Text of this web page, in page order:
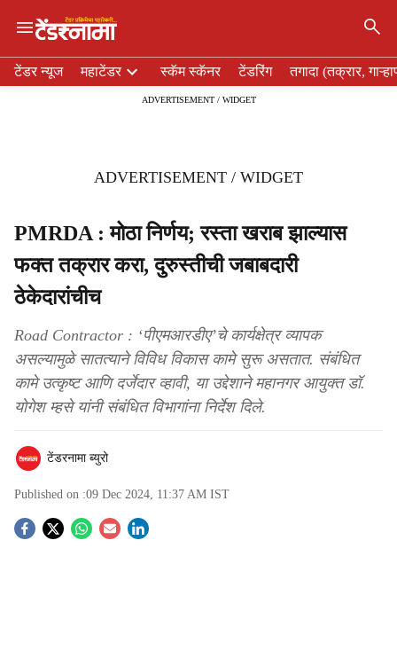
e
टेंडर न्यूज महाटेंडर स्कॅम स्कॅनर टेंडरिंग तगादा (तक्रार,
ADVERTISEMENT / WIDGET
ADVERTISEMENT / WIDGET
PMRDA : मोठा निर्णय; रस्ता खराब झाल्यास
फक्त तक्रार करा, दुरुस्तीची जबाबदारी
ठेकेदारांचीच
Road Contractor : ‘पीएमआरडीए’चे कार्यक्षेत्र व्यापक
असल्यामुळे सातत्याने विविध विकास कामे सुरू असतात. संबंधित
कामे उत्कृष्ट आणि दर्जेदार व्हावी, या उद्देशाने महानगर आयुक्त डॉ.
योगेश म्हसे यांनी संबंधित विभागांना निर्देश दिले.
टेंडरनामा ब्युरो
Published on :09 Dec 2024, 11:37 AM IST
S